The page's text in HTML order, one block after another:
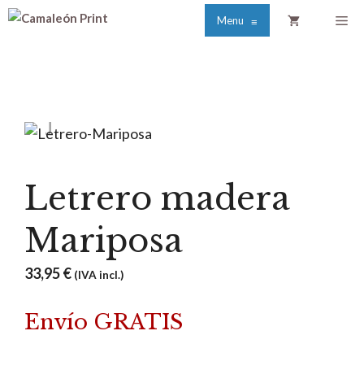
Saltar
Menu ≡
Letrero madera
Mariposa
33,95€ (IVA incl.)
Envío GRATIS